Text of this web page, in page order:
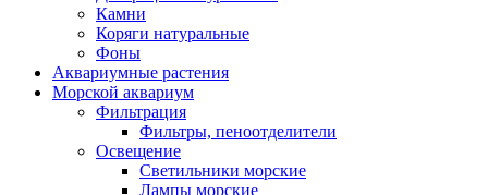
Камни
Коряги натуральные
Фоны
Аквариумные растения
Морской аквариум
Фильтрация
Фильтры, пеноотделители
Освещение
Светильники морские
Лампы морские